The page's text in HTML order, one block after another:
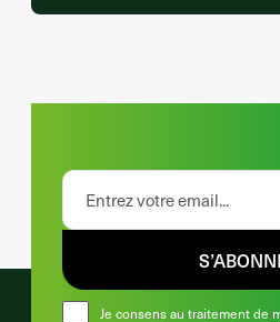
Je consens au traitement de